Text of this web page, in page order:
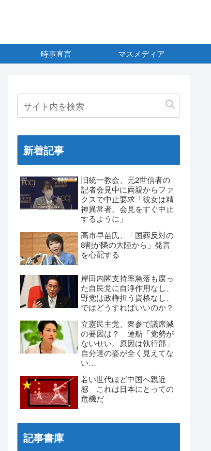
時事直言 マスメディア
新着記事
旧統一教会、元2世信者の
記者会見中に両親からファ
クスで中止要求「彼女は精
神異常者。会見をすぐ中止
するように」
高市早苗氏、「国葬反対の
8割が隣の大陸から」発言
を心配する
岸田内閣支持率急落も腐っ
た自民党に自浄作用なし、
野党は政権担う資格なし、
ではどうすればいいのか？
立憲民主党、衆参で議席減
の要因は？ 蓮舫「党勢が
ないせい。原因は執行部」
自分達の姿が全く見えてな
い…
若い世代ほど中国へ親近
感 これは日本にとっての
危機だ
記事書庫